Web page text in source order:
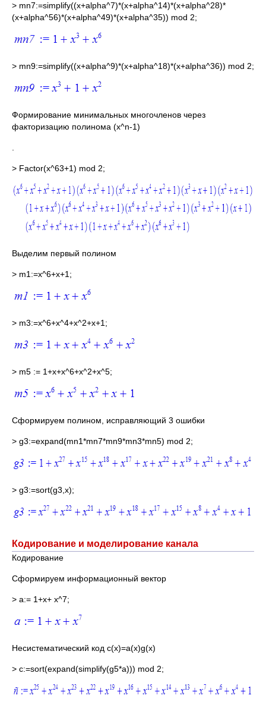
> mn7:=simplify((x+alpha^7)*(x+alpha^14)*(x+alpha^28)*
(x+alpha^56)*(x+alpha^49)*(x+alpha^35)) mod 2;
> mn9:=simplify((x+alpha^9)*(x+alpha^18)*(x+alpha^36)) mod 2;
Формирование минимальных многочленов через
факторизацию полинома (x^n-1)
> Factor(x^63+1) mod 2;
Выделим первый полином
> m1:=x^6+x+1;
> m3:=x^6+x^4+x^2+x+1;
> m5 := 1+x+x^6+x^2+x^5;
Сформируем полином, исправляющий 3 ошибки
> g3:=expand(mn1*mn7*mn9*mn3*mn5) mod 2;
> g3:=sort(g3,x);
Кодирование и моделирование канала
Кодирование
Сформируем информационный вектор
> a:= 1+x+ x^7;
Несистематический код c(x)=a(x)g(x)
> с:=sort(expand(simplify(g5*a))) mod 2;